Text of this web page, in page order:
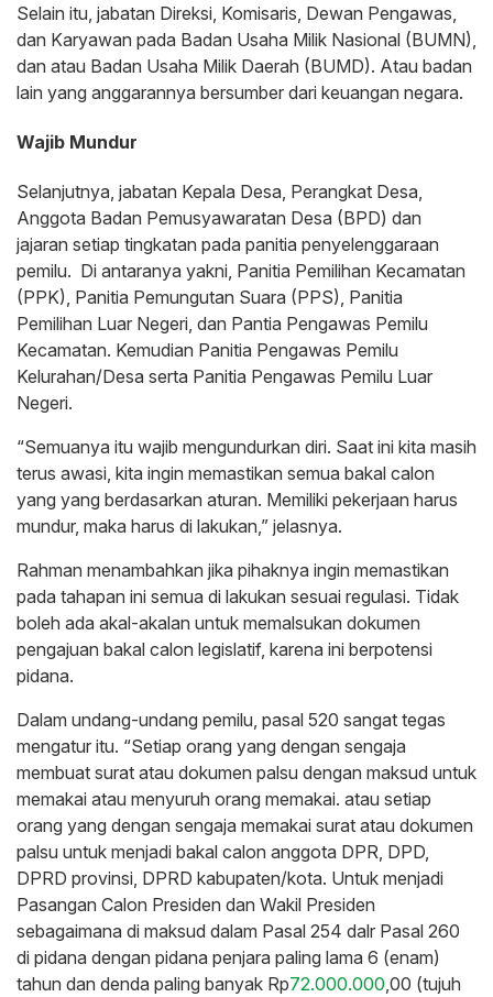
Selain itu, jabatan Direksi, Komisaris, Dewan Pengawas,
dan Karyawan pada Badan Usaha Milik Nasional (BUMN),
dan atau Badan Usaha Milik Daerah (BUMD). Atau badan
lain yang anggarannya bersumber dari keuangan negara.
Wajib Mundur
Selanjutnya, jabatan Kepala Desa, Perangkat Desa,
Anggota Badan Pemusyawaratan Desa (BPD) dan
jajaran setiap tingkatan pada panitia penyelenggaraan
pemilu. Di antaranya yakni, Panitia Pemilihan Kecamatan
(PPK), Panitia Pemungutan Suara (PPS), Panitia
Pemilihan Luar Negeri, dan Pantia Pengawas Pemilu
Kecamatan. Kemudian Panitia Pengawas Pemilu
Kelurahan/Desa serta Panitia Pengawas Pemilu Luar
Negeri.
“Semuanya itu wajib mengundurkan diri. Saat ini kita masih
terus awasi, kita ingin memastikan semua bakal calon
yang yang berdasarkan aturan. Memiliki pekerjaan harus
mundur, maka harus di lakukan,” jelasnya.
Rahman menambahkan jika pihaknya ingin memastikan
pada tahapan ini semua di lakukan sesuai regulasi. Tidak
boleh ada akal-akalan untuk memalsukan dokumen
pengajuan bakal calon legislatif, karena ini berpotensi
pidana.
Dalam undang-undang pemilu, pasal 520 sangat tegas
mengatur itu. “Setiap orang yang dengan sengaja
membuat surat atau dokumen palsu dengan maksud untuk
memakai atau menyuruh orang memakai. atau setiap
orang yang dengan sengaja memakai surat atau dokumen
palsu untuk menjadi bakal calon anggota DPR, DPD,
DPRD provinsi, DPRD kabupaten/kota. Untuk menjadi
Pasangan Calon Presiden dan Wakil Presiden
sebagaimana di maksud dalam Pasal 254 dalr Pasal 260
di pidana dengan pidana penjara paling lama 6 (enam)
tahun dan denda paling banyak Rp72.000.000,00 (tujuh